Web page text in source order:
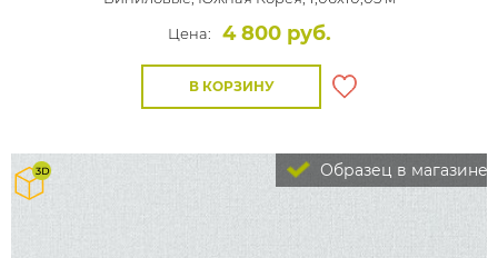
Цена:
4 800 руб.
В КОРЗИНУ
Образец в магазине